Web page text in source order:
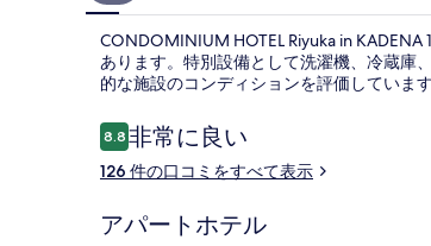
CONDOMINIUM HOTEL Riyuka in
あります。特別設備として洗濯機、冷蔵庫
的な施設のコンディションを評価しています
口
コ
ミ
8.810段階中8.8
非常に良い
126 件の口コミをすべて表示
アパートホテル